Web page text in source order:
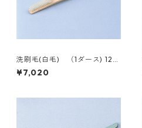
洗刷毛(白毛) （1ダース) 12p
cs【ART21800】
¥7,020